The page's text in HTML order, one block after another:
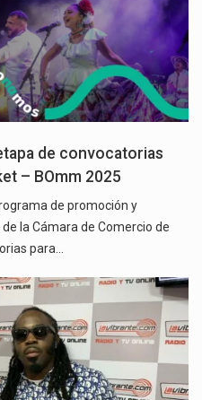
de convocatorias
– BOmm 2025
de promoción y
la Cámara de Comercio de
para…